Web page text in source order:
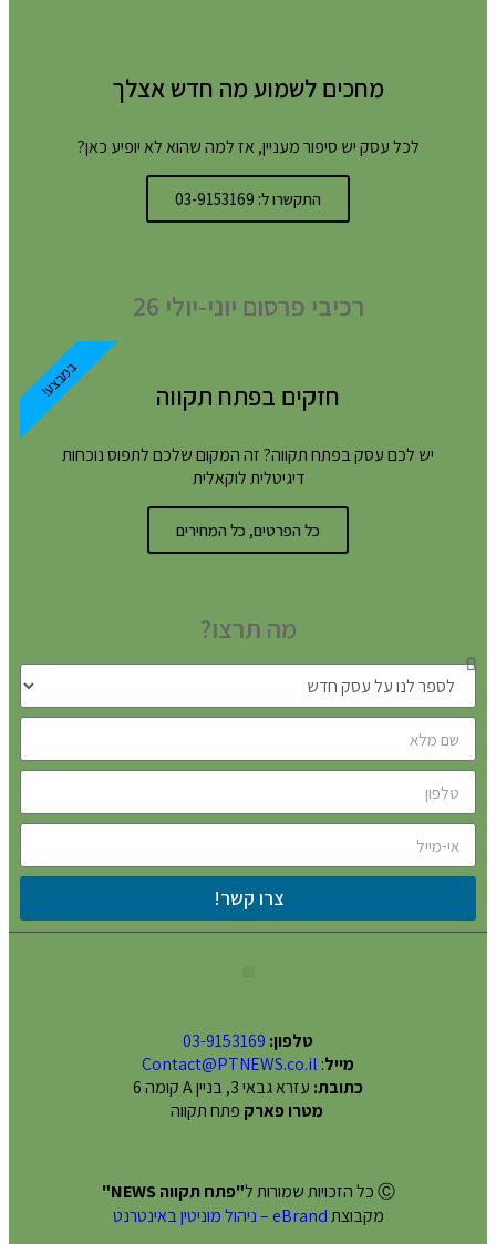
מחכים לשמוע מה חדש אצלך
לכל עסק יש סיפור מעניין, אז למה שהוא לא יופיע כאן?
התקשרו ל: 03-9153169
רכיבי פרסום יוני-יולי 26
חזקים בפתח תקווה
יש לכם עסק בפתח תקווה? זה המקום שלכם לתפוס נוכחות
דיגיטלית לוקאלית
כל הפרטים, כל המחירים
במבצע!
מה תרצו?
צרו קשר!
טלפון: 03-9153169
מייל:
Contact@PTNEWS.co.il
כתובת: עזרא גבאי 3, בניין A קומה 6
מטרו פארק פתח תקווה
Ⓒ כל הזכויות שמורות ל
"פתח תקווה NEWS"
מקבוצתeBrand – ניהול מוניטין באינטרנט